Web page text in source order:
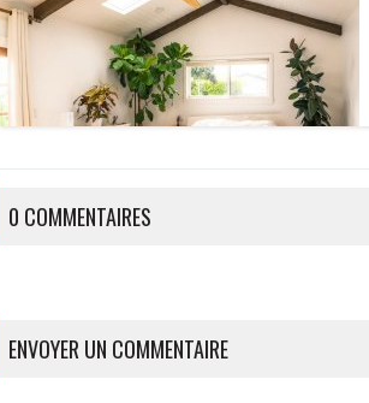
0 COMMENTAIRES
ENVOYER UN COMMENTAIRE